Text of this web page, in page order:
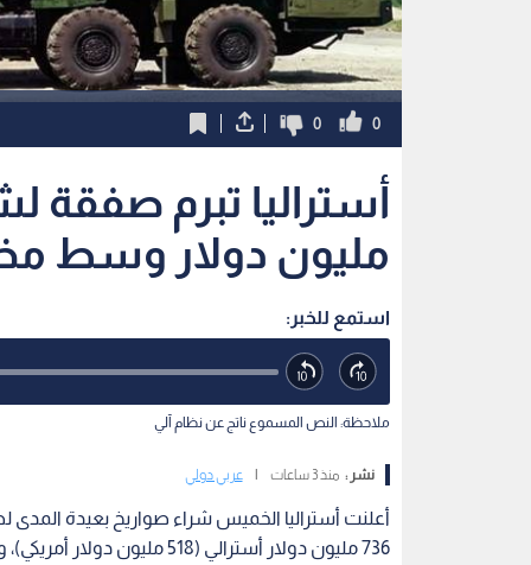
0
0
مليون دولار وسط
استمع للخبر:
ملاحظة: النص المسموع ناتج عن نظام آلي
نشر : منذ 3 ساعات عربي دولي
أعلنت أستراليا الخميس شراء صواريخ بعيدة المدى
736 مليون دولار أسترالي